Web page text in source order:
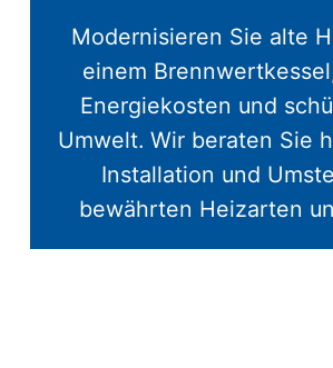
Modernisieren Sie alte
einem
Energiekosten und
Umwelt. Wir beraten Sie
Installation und
bewährten Heizarten